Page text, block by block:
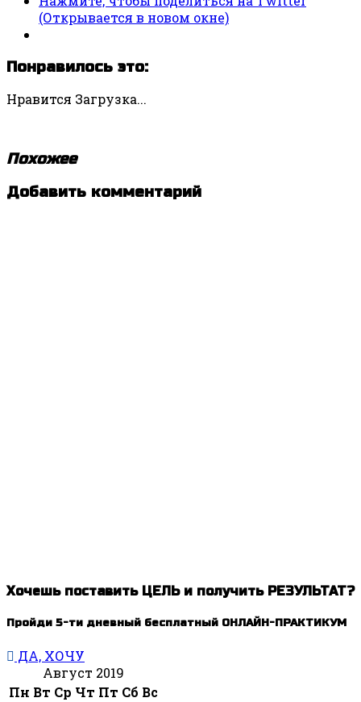
(Открывается в новом окне)
Понравилось это:
Нравится Загрузка...
Похожее
Метки:Быть
Добавить комментарий
Хочешь поставить ЦЕЛЬ и получить РЕЗУЛЬТАТ?
Пройди 5-ти дневный бесплатный ОНЛАЙН-ПРАКТИКУМ
ДА, ХОЧУ
Август 2019
Пн Вт Ср Чт Пт Сб Вс